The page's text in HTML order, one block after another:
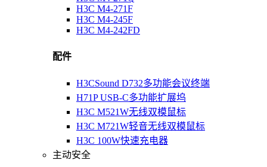
H3C M4-271F
H3C M4-245F
H3C M4-242FD
配件
H3CSound D732多功能会议终端
H71P USB-C多功能扩展坞
H3C M521W无线双模鼠标
H3C M721W轻音无线双模鼠标
H3C 100W快速充电器
主动安全